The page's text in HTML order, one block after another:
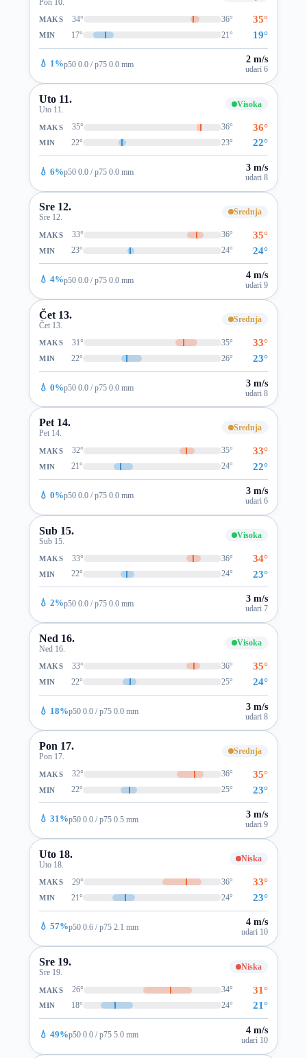
MAKS 34° 36° 35°
MIN 17° 21° 19°
💧 1%p50 0.0 / p75 0.0 mm 2 m/s
udari 6
Uto 11.
Uto 11.
Visoka
MAKS 35° 36° 36°
MIN 22° 23° 22°
💧 6%p50 0.0 / p75 0.0 mm 3 m/s
udari 8
Sre 12.
Sre 12.
Srednja
MAKS 33° 36° 35°
MIN 23° 24° 24°
💧 4%p50 0.0 / p75 0.0 mm 4 m/s
udari 9
Čet 13.
Čet 13.
Srednja
MAKS 31° 35° 33°
MIN 22° 26° 23°
💧 0%p50 0.0 / p75 0.0 mm 3 m/s
udari 8
Pet 14.
Pet 14.
Srednja
MAKS 32° 35° 33°
MIN 21° 24° 22°
💧 0%p50 0.0 / p75 0.0 mm 3 m/s
udari 6
Sub 15.
Sub 15.
Visoka
MAKS 33° 36° 34°
MIN 22° 24° 23°
💧 2%p50 0.0 / p75 0.0 mm 3 m/s
udari 7
Ned 16.
Ned 16.
Visoka
MAKS 33° 36° 35°
MIN 22° 25° 24°
💧 18%p50 0.0 / p75 0.0 mm 3 m/s
udari 8
Pon 17.
Pon 17.
Srednja
MAKS 32° 36° 35°
MIN 22° 25° 23°
💧 31%p50 0.0 / p75 0.5 mm 3 m/s
udari 9
Uto 18.
Uto 18.
Niska
MAKS 29° 36° 33°
MIN 21° 24° 23°
💧 57%p50 0.6 / p75 2.1 mm 4 m/s
udari 10
Sre 19.
Sre 19.
Niska
MAKS 26° 34° 31°
MIN 18° 24° 21°
💧 49%p50 0.0 / p75 5.0 mm 4 m/s
udari 10